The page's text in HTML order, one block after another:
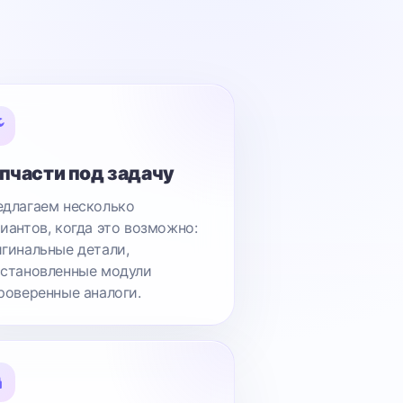
под задачу
несколько
когда это возможно:
детали,
модули
аналоги.